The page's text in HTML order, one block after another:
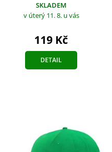
SKLADEM
v úterý 11. 8. u vás
119 Kč
DETAIL